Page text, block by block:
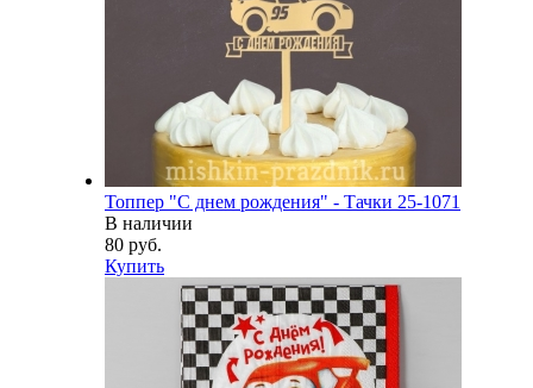
Топпер "С днем рождения" - Тачки 25-1071
В наличии
80 руб.
Купить